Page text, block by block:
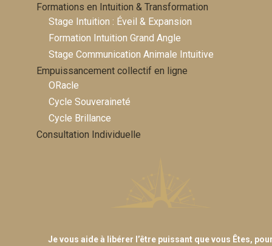
Formations en Intuition & Transformation
Stage Intuition : Éveil & Expansion
Formation Intuition Grand Angle
Stage Communication Animale Intuitive
Empuissancement collectif en ligne
ORacle
Cycle Souveraineté
Cycle Brillance
Consultation Individuelle
Je vous aide à libérer l’être puissant que vous Êtes,